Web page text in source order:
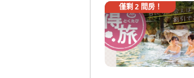
僅剩 2 間房！